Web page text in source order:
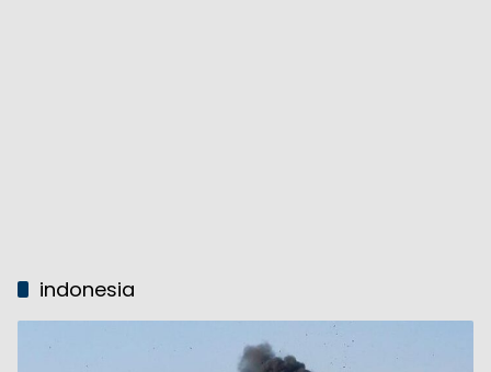
indonesia